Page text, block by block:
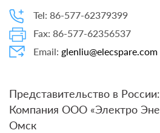
Tel: 86-577-62379399
Fax: 86-577-62356537
Email: glenliu@elecspare.com
Представительство в России:
Компания ООО «Электро
Омск